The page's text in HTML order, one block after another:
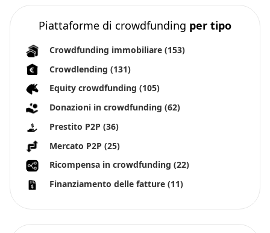
Piattaforme di crowdfunding per tipo
Crowdfunding immobiliare (153)
Crowdlending (131)
Equity crowdfunding (105)
Donazioni in crowdfunding (62)
Prestito P2P (36)
Mercato P2P (25)
Ricompensa in crowdfunding (22)
Finanziamento delle fatture (11)